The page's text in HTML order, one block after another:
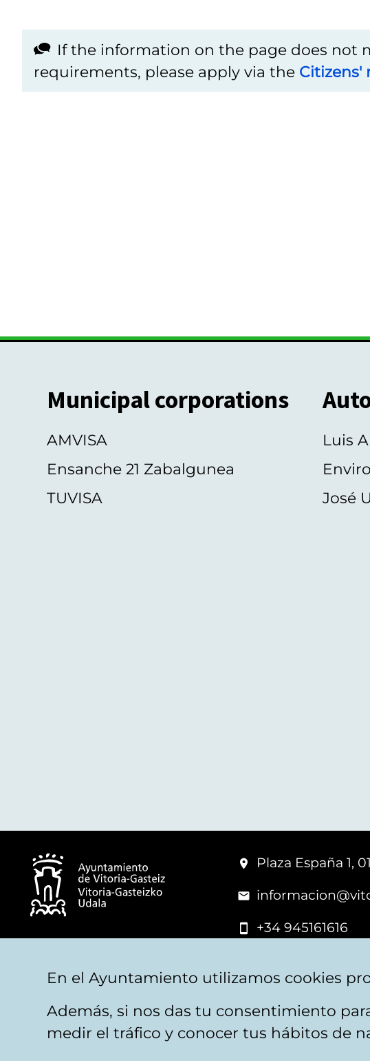
If the information on the page does not
requirements, please apply via the Citizens'
Municipal corporations
AMVISA
Ensanche 21 Zabalgunea
TUVISA
Luis
José
Plaza España 1,
+34 945161616
Legal warning Privacy Politica de cookies Website
En el Ayuntamiento utilizamos cookies
Además, si nos das tu consentimiento
medir el tráfico y conocer tus hábitos de